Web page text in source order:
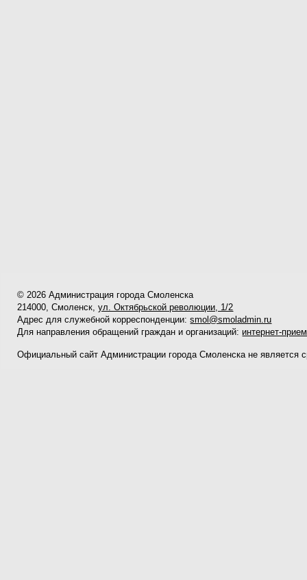
© 2026 Администрация города Смоленска
214000, Смоленск,ул. Октябрьской революции, 1/2
Адрес для служебной корреспонденции:smol@smoladmin.ru
Для направления обращений граждан и организаций: интернет-
Официальный сайт Администрации города Смоленска не является